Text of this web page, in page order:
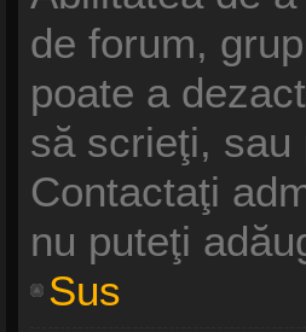
de forum,
poate a
să scrieţi, sau
Contactaţi
nu puteţi
Sus